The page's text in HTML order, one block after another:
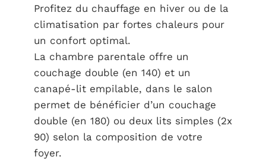
Profitez du chauffage en hiver ou de la
climatisation par fortes chaleurs pour
un confort optimal.
La chambre parentale offre un
couchage double (en 140) et un
canapé-lit empilable, dans le salon
permet de bénéficier d’un couchage
double (en 180) ou deux lits simples (2x
90) selon la composition de votre
foyer.